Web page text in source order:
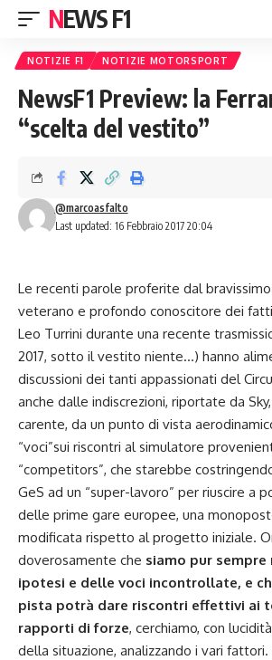
NEWS F1
NOTIZIE F1 NOTIZIE MOTORSPORT
NewsF1 Preview: la
“scelta del vestito”
Last updated: 16 Febbraio 2017 20:04
@marcoasfalto
Le recenti parole proferite dal
veterano e profondo conoscitore dei fatti
Leo Turrini durante una recente
2017, sotto il vestito niente…) hanno
discussioni dei tanti appassionati del
anche dalle indiscrezioni, riportate da Sky,
carente, da un punto di vista
“voci”sui riscontri al simulatore
“competitors”, che starebbe
GeS ad un “super-lavoro” per riuscire a
delle prime gare europee, una
modificata rispetto al progetto iniziale.
doverosamente che siamo pur
ipotesi e delle voci incontrollate, e
pista potrà dare riscontri effettivi ai
rapporti di forze, cerchiamo, con
della situazione, analizzando i vari